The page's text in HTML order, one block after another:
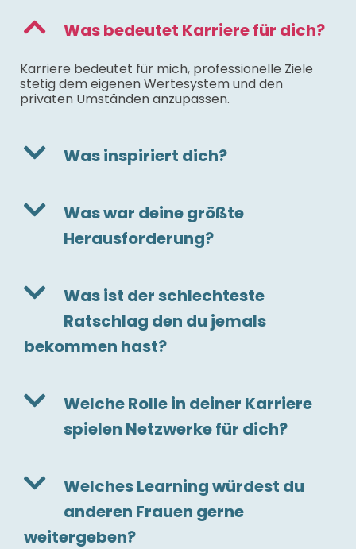
Was bedeutet Karriere für dich?
Karriere bedeutet für mich, professionelle Ziele
stetig dem eigenen Wertesystem und den
privaten Umständen anzupassen.
Was inspiriert dich?
Was war deine größte
Herausforderung?
Was ist der schlechteste
Ratschlag den du jemals
bekommen hast?
Welche Rolle in deiner Karriere
spielen Netzwerke für dich?
Welches Learning würdest du
anderen Frauen gerne
weitergeben?